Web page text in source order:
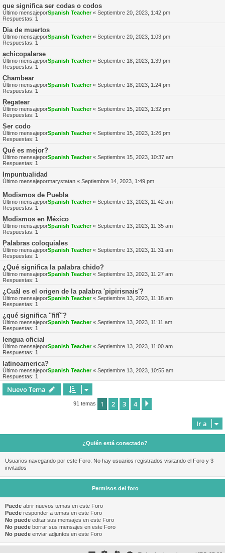
que significa ser codas o codos
Último mensajeporSpanish Teacher« Septiembre 20, 2023, 1:42 pm
Respuestas: 1
Dia de muertos
Último mensajeporSpanish Teacher« Septiembre 20, 2023, 1:03 pm
Respuestas: 1
achicopalarse
Último mensajeporSpanish Teacher« Septiembre 18, 2023, 1:39 pm
Respuestas: 1
Chambear
Último mensajeporSpanish Teacher« Septiembre 18, 2023, 1:24 pm
Respuestas: 1
Regatear
Último mensajeporSpanish Teacher« Septiembre 15, 2023, 1:32 pm
Respuestas: 1
Ser codo
Último mensajeporSpanish Teacher« Septiembre 15, 2023, 1:26 pm
Respuestas: 1
Qué es mejor?
Último mensajeporSpanish Teacher« Septiembre 15, 2023, 10:37 am
Respuestas: 1
Impuntualidad
Último mensajepormarystatan « Septiembre 14, 2023, 1:49 pm
Modismos de Puebla
Último mensajeporSpanish Teacher« Septiembre 13, 2023, 11:42 am
Respuestas: 1
Modismos en México
Último mensajeporSpanish Teacher« Septiembre 13, 2023, 11:35 am
Respuestas: 1
Palabras coloquiales
Último mensajeporSpanish Teacher« Septiembre 13, 2023, 11:31 am
Respuestas: 1
¿Qué significa la palabra chido?
Último mensajeporSpanish Teacher« Septiembre 13, 2023, 11:27 am
Respuestas: 1
¿Cuál es el origen de la palabra 'pipirisnais'?
Último mensajeporSpanish Teacher« Septiembre 13, 2023, 11:18 am
Respuestas: 1
¿qué significa "fifí"?
Último mensajeporSpanish Teacher« Septiembre 13, 2023, 11:11 am
Respuestas: 1
lengua oficial
Último mensajeporSpanish Teacher« Septiembre 13, 2023, 11:00 am
Respuestas: 1
latinoamerica?
Último mensajeporSpanish Teacher« Septiembre 13, 2023, 10:55 am
Respuestas: 1
Nuevo Tema
91 temas 1 2 3 4
Ir a
¿Quién está conectado?
Usuarios navegando por este Foro: No hay usuarios registrados visitando el Foro y 3
invitados
Permisos del foro
Puede abrir nuevos temas en este Foro
Puede responder a temas en este Foro
No puede editar sus mensajes en este Foro
No puede borrar sus mensajes en este Foro
No puede enviar adjuntos en este Foro